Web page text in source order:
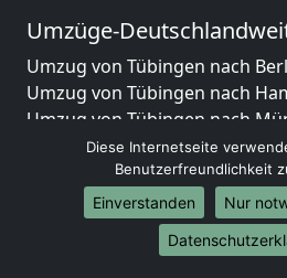
Umzüge-
Umzug von Tübingen nach
Umzug von Tübingen nach
Umzug von Tübingen nach
Umzug von Tübingen nach
Umzug von Tübingen nach
Umzug von Tübingen nach
Umzug von Tübingen nach
Umzug von Tübingen nach
Diese Internetseite
Benutzerfreundlichkeit
Einverstanden
Nur